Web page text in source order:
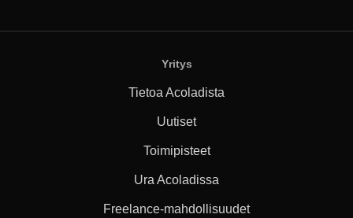
Yritys
Tietoa Acoladista
Uutiset
Toimipisteet
Ura Acoladissa
Freelance-mahdollisuudet